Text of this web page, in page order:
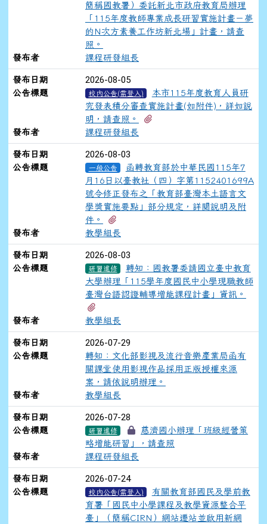
簡稱國教署）委託新北市政府教育局辦理
「115年度教師專業成長研習實施計畫－夢
的N次方素養工作坊新北場」計畫，請查
照。
發布者
課程研發組長
發布日期 2026-08-05
公告標題 校內公告(需登入)
本市115年度教育人員研
究發表積分審查實施計畫(如附件)，詳如說
明，請查照。
發布者
課程研發組長
發布日期 2026-08-03
公告標題 一般公告
函轉教育部於中華民國115年7
月16日以臺教社（四）字第1152401699A
號令修正發布之「教育部臺灣本土語言文
學獎實施要點」部分規定，詳閱說明及附
件。
發布者
教學組長
發布日期 2026-08-03
公告標題 研習進修
轉知：國教署委請國立臺中教育
大學辦理「115學年度國民中小學現職教師
臺灣台語認證輔導增能課程計畫」資訊。
發布者
教學組長
發布日期 2026-07-29
公告標題
轉知：文化部影視及流行音樂產業局函有
關課堂使用影視作品採用正版授權來源
案，請依說明辦理。
發布者
教學組長
發布日期 2026-07-28
公告標題 研習進修
慈濟國小辦理「班級經營策
略增能研習」，請查照
發布者
課程研發組長
發布日期 2026-07-24
公告標題 校內公告(需登入)
有關教育部國民及學前教
育署「國民中小學課程及教學資源整合平
臺」（簡稱CIRN）網站遷站並啟用新網